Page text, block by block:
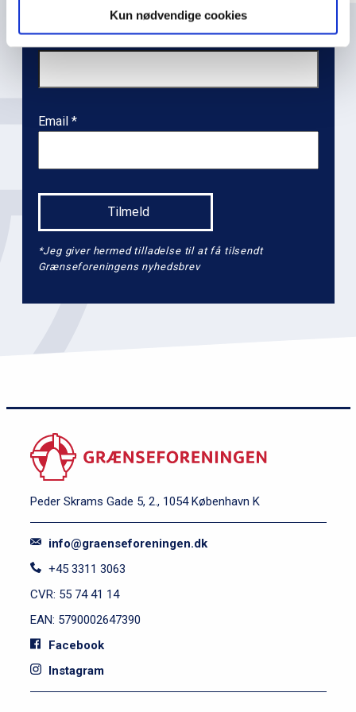
Kun nødvendige cookies
Email
*Jeg giver hermed tilladelse til at få tilsendt
Grænseforeningens nyhedsbrev
Peder Skrams Gade 5, 2., 1054 København K
info@graenseforeningen.dk
+45 3311 3063
CVR: 55 74 41 14
EAN: 5790002647390
Facebook
Instagram